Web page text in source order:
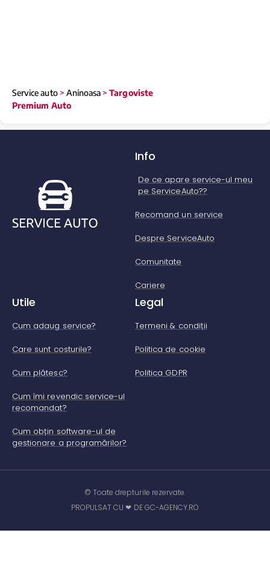
Service auto> Aninoasa >Targoviste
Premium Auto
Info
De ce apare service-ul meu
pe ServiceAuto??
Recomand un service
Despre ServiceAuto
Comunitate
Cariere
Utile
Cum adaug service?
Care sunt costurile?
Cum plătesc?
Cum îmi revendic service-ul
recomandat?
Cum obțin software-ul de
gestionare a programărilor?
Legal
Termeni & condiții
Politica de cookie
Politica GDPR
© Toate drepturile rezervate.
PROPULSAT CU ❤ DE GC-AGENCY.RO